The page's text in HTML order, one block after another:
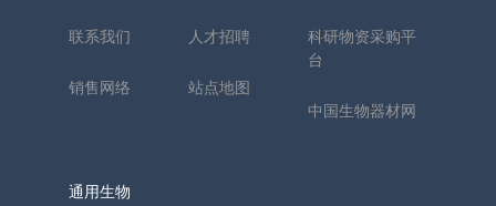
联系我们
销售网络
人才招聘
站点地图
科研物资采购平
台
中国生物器材网
通用生物